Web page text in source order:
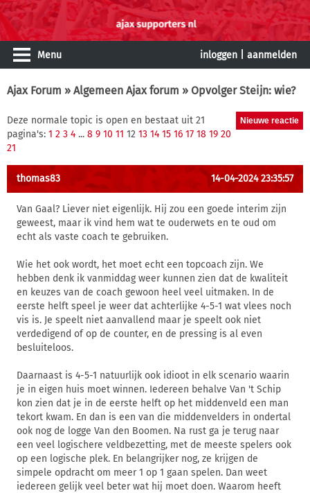
Menu inloggen aanmelden
Ajax Forum » Algemeen Ajax forum » Opvolger Steijn: wie?
Deze normale topic is open en bestaat uit 21
pagina's: 1 2 3 4 ... 8 9 10 11 12 13 14 15 16 17 18 19 20
21
thomas83 14-04-2024 23:35:57
Van Gaal? Liever niet eigenlijk. Hij zou een goede interim zijn
geweest, maar ik vind hem wat te ouderwets en te oud om
echt als vaste coach te gebruiken.
Wie het ook wordt, het moet echt een topcoach zijn. We
hebben denk ik vanmiddag weer kunnen zien dat de kwaliteit
en keuzes van de coach gewoon heel veel uitmaken. In de
eerste helft speel je weer dat achterlijke 4-5-1 wat vlees noch
vis is. Je speelt niet aanvallend maar je speelt ook niet
verdedigend of op de counter, en de pressing is al even
besluiteloos.
Daarnaast is 4-5-1 natuurlijk ook idioot in elk scenario waarin
je in eigen huis moet winnen. Iedereen behalve Van 't Schip
kon zien dat je in de eerste helft op het middenveld een man
tekort kwam. En dan is een van die middenvelders in ondertal
ook nog de logge Van den Boomen. Na rust ga je terug naar
een veel logischere veldbezetting, met de meeste spelers ook
op een logische plek. En belangrijker nog, ze krijgen de
simpele opdracht om meer 1 op 1 gaan spelen. Dan weet
iedereen gelijk veel beter wat hij moet doen. Waarom heeft